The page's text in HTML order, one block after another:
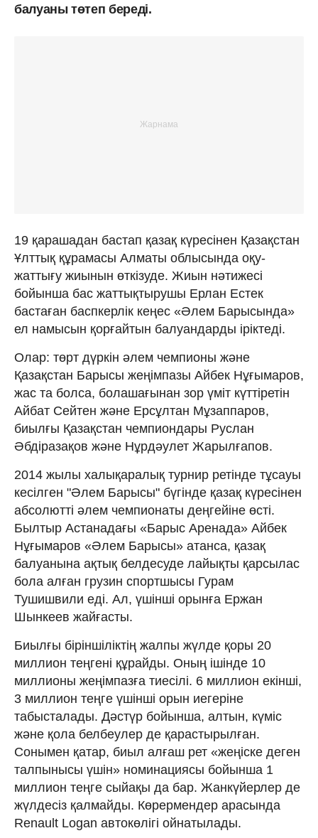
балуаны төтеп береді.
19 қарашадан бастап қазақ күресінен Қазақстан
Ұлттық құрамасы Алматы облысында оқу-
жаттығу жиынын өткізуде. Жиын нәтижесі
бойынша бас жаттықтырушы Ерлан Естек
бастаған баспкерлік кеңес «Әлем Барысында»
ел намысын қорғайтын балуандарды іріктеді.
Олар: төрт дүркін әлем чемпионы және
Қазақстан Барысы жеңімпазы Айбек Нұғымаров,
жас та болса, болашағынан зор үміт күттіретін
Айбат Сейтен және Ерсұлтан Мұзаппаров,
биылғы Қазақстан чемпиондары Руслан
Әбдіразақов және Нұрдәулет Жарылғапов.
2014 жылы xалықаралық турнир ретінде тұсауы
кесілген "Әлем Барысы" бүгінде қазақ күресінен
абсолютті әлем чемпионаты деңгейіне өсті.
Былтыр Астанадағы «Барыс Аренада» Айбек
Нұғымаров «Әлем Барысы» атанса, қазақ
балуанына ақтық белдесуде лайықты қарсылас
бола алған грузин спортшысы Гурам
Тушишвили еді. Ал, үшінші орынға Ержан
Шынкеев жайғасты.
Биылғы біріншіліктің жалпы жүлде қоры 20
миллион теңгені құрайды. Оның ішінде 10
миллионы жеңімпазға тиесілі. 6 миллион екінші,
3 миллион теңге үшінші орын иегеріне
табысталады. Дәстүр бойынша, алтын, күміс
және қола белбеулер де қарастырылған.
Сонымен қатар, биыл алғаш рет «жеңіске деген
талпынысы үшін» номинациясы бойынша 1
миллион теңге сыйақы да бар. Жанкүйерлер де
жүлдесіз қалмайды. Көрермендер арасында
Renault Logan автокөлігі ойнатылады.